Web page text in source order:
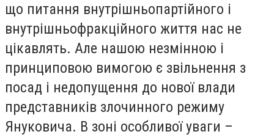
що питання внутрішньопартійного і
внутрішньофракційного життя нас не
цікавлять. Але нашою незмінною і
принциповою вимогою є звільнення з
посад і недопущення до нової влади
представників злочинного режиму
Януковича. В зоні особливої уваги –